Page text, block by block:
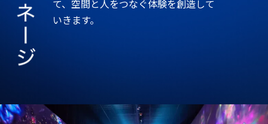
て、空間と人をつなぐ体験を創造して
いきます。